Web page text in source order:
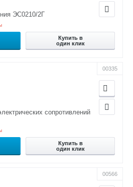
ЭС0210/2Г
Купить в
один клик
00335
сопротивлений
Купить в
один клик
00566